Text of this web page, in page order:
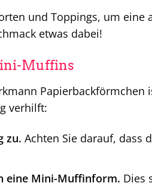
und Toppings, um
etwas dabei!
Muffins
verhilft:
zu. Achten Sie darauf, dass
eine Mini-Muffinform. Dies